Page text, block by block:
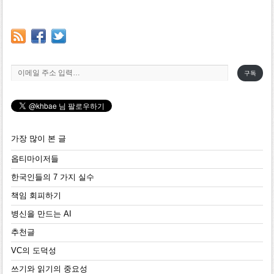
이메일 주소 입력…
구독
가장 많이 본 글
옵티마이저들
한국인들의 7 가지 실수
책임 회피하기
병신을 만드는 AI
추천글
VC의 도덕성
쓰기와 읽기의 중요성